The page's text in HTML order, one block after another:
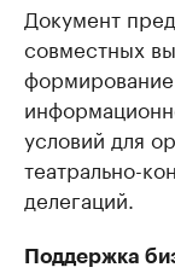
Документ
совместных
формирование
условий для
театрально-
делегаций.
Поддержка